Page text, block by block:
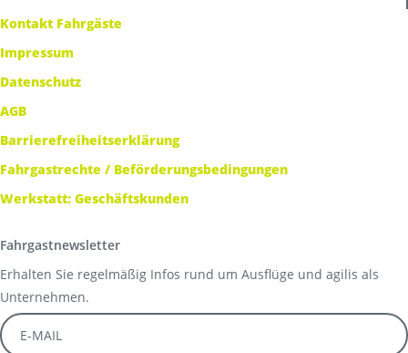
Kontakt Fahrgäste
Impressum
Datenschutz
AGB
Barrierefreiheitserklärung
Fahrgastrechte / Beförderungsbedingungen
Werkstatt: Geschäftskunden
Fahrgastnewsletter
Erhalten Sie regelmäßig Infos rund um Ausflüge und agilis als
Unternehmen.